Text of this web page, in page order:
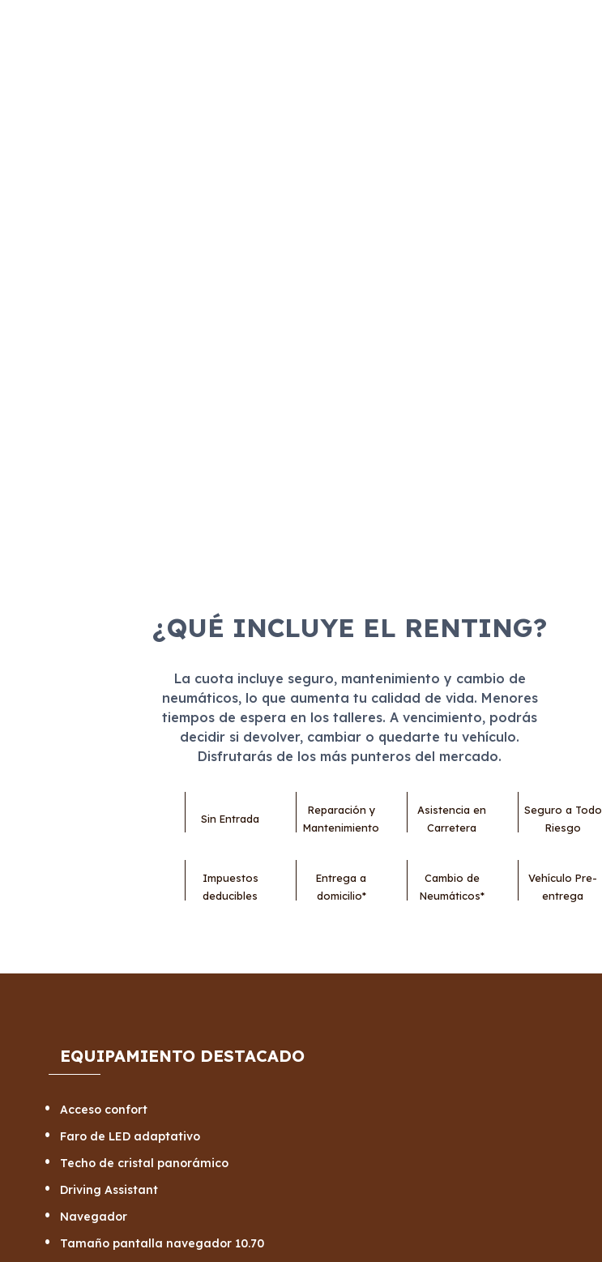
¿QUÉ INCLUYE EL RENTING?
La cuota incluye seguro, mantenimiento y cambio de
neumáticos, lo que aumenta tu calidad de vida. Menores
tiempos de espera en los talleres. A vencimiento, podrás
decidir si devolver, cambiar o quedarte tu vehículo.
Disfrutarás de los más punteros del mercado.
Sin Entrada
Reparación y
Mantenimiento
Asistencia en
Carretera
Seguro a Todo
Riesgo
Impuestos
deducibles
Entrega a
domicilio*
Cambio de
Neumáticos*
Vehículo Pre-
entrega
EQUIPAMIENTO DESTACADO
Acceso confort
Faro de LED adaptativo
Techo de cristal panorámico
Driving Assistant
Navegador
Tamaño pantalla navegador 10.70